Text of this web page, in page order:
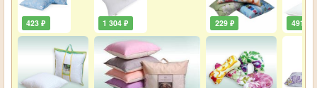
423 ₽ 1 304 ₽ 229 ₽ 491 ₽